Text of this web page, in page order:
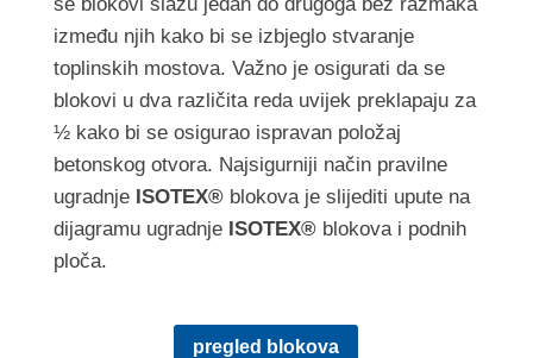
između njih kako bi se izbjeglo stvaranje
toplinskih mostova. Važno je osigurati da se
blokovi u dva različita reda uvijek preklapaju za
½ kako bi se osigurao ispravan položaj
betonskog otvora. Najsigurniji način pravilne
ugradnje ISOTEX®blokova je slijediti upute na
dijagramu ugradnje ISOTEX®blokova i podnih
ploča.
pregled blokova